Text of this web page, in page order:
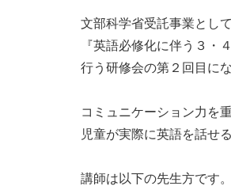
文部科学省受託事業とし
『英語必修化に伴う３・
行う研修会の第２回目にな
コミュニケーション⼒を
児童が実際に英語を話せ
講師は以下の先生方です。